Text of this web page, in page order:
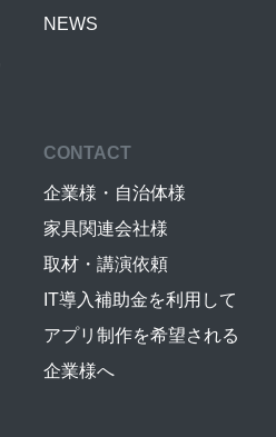
NEWS
CONTACT
企業様・自治体様
家具関連会社様
取材・講演依頼
IT導入補助金を利用して
アプリ制作を希望される
企業様へ